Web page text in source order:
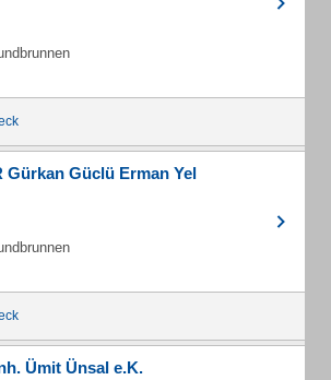
Gürkan Güclü Erman Yel
Ümit Ünsal e.K.